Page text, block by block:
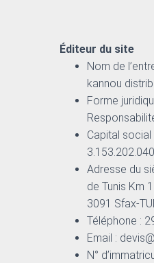
Éditeur du site
Nom de
kannou
Forme
Capital social
Adresse du
de Tunis Km
3091 Sfax-
Téléphone :
Email :
N°